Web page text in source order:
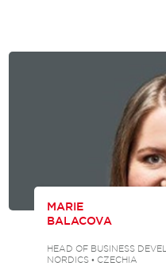
MARIE
BALACOVA
HEAD OF BUSINESS
NORDICS • CZECHIA